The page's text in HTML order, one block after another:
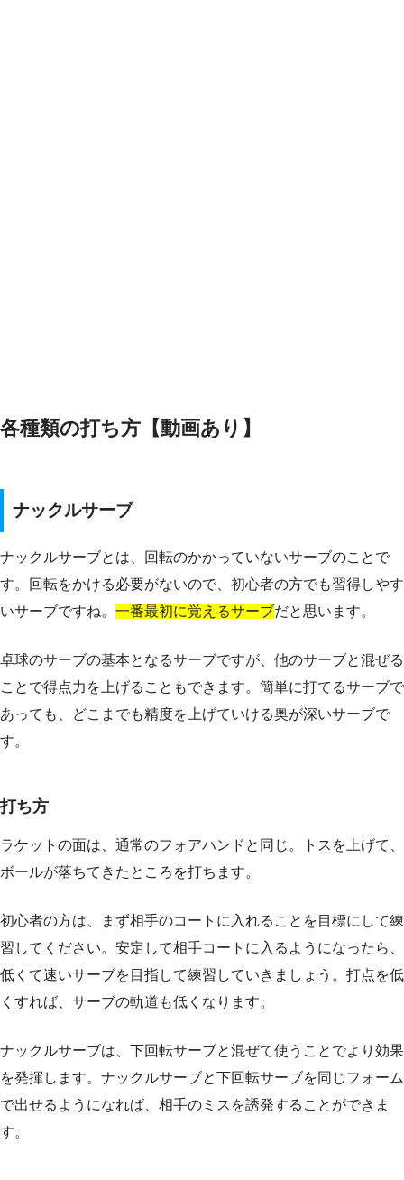
各種類の打ち方【動画あり】
ナックルサーブ
ナックルサーブとは、回転のかかっていないサーブのことで
す。回転をかける必要がないので、初心者の方でも習得しやす
いサーブですね。 一番最初に覚えるサーブだと思います。
卓球のサーブの基本となるサーブですが、他のサーブと混ぜる
ことで得点力を上げることもできます。簡単に打てるサーブで
あっても、どこまでも精度を上げていける奥が深いサーブで
す。
打ち方
ラケットの面は、通常のフォアハンドと同じ。トスを上げて、
ボールが落ちてきたところを打ちます。
初心者の方は、まず相手のコートに入れることを目標にして練
習してください。安定して相手コートに入るようになったら、
低くて速いサーブを目指して練習していきましょう。打点を低
くすれば、サーブの軌道も低くなります。
ナックルサーブは、下回転サーブと混ぜて使うことでより効果
を発揮します。ナックルサーブと下回転サーブを同じフォーム
で出せるようになれば、相手のミスを誘発することができま
す。